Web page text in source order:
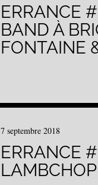
ERRANCE
BAND À
FONTAINE
7 septembre 2018
ERRANCE